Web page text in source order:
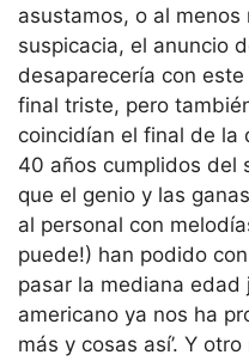
asustamos, o al menos
suspicacia, el anuncio
desaparecería con
final triste, pero
coincidían el final de la
40 años cumplidos del
que el genio y las
al personal con
puede!) han podido
pasar la mediana edad
americano ya nos ha
más y cosas así’. Y